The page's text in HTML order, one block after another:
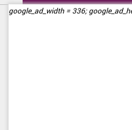
» Visitar
google_ad_width = 336;